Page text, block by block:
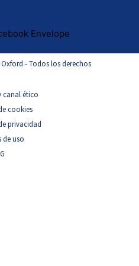
Envelope
- Todos los derechos
canal ético
cookies
privacidad
de uso